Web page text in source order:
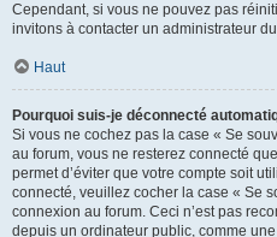
Cependant, si vous ne pouvez pas
invitons à contacter un administrateur
Haut
Pourquoi suis-je déconnecté
Si vous ne cochez pas la case « Se
au forum, vous ne resterez connecté
permet d’éviter que votre compte soit
connecté, veuillez cocher la case « Se
connexion au forum. Ceci n’est pas
depuis un ordinateur public, comme